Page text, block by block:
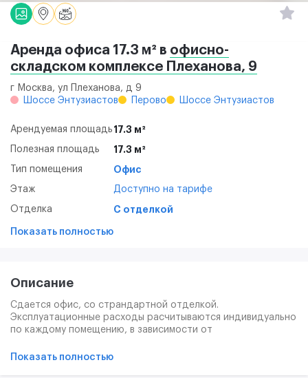
Аренда офиса 17.3 м² в офисно-
складском комплексе Плеханова, 9
г Москва, ул Плеханова, д 9
Шоссе Энтузиастов
Перово Шоссе Энтузиастов
Арендуемая площадь 17.3 м²
Полезная площадь 17.3 м²
Тип помещения Офис
Этаж Доступно на тарифе
Отделка С отделкой
Показать полностью
Описание
Сдается офис, со страндартной отделкой.
Эксплуатационные расходы расчитываются индивидуально
по каждому помещению, в зависимости от
лифта.
Показать полностью